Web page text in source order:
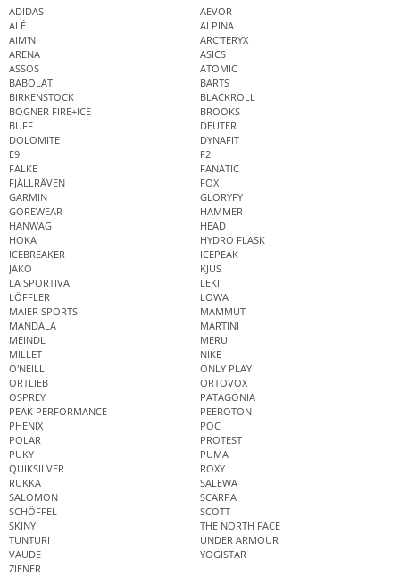
ADIDAS
AEVOR
ALÉ
ALPINA
AIM'N
ARC'TERYX
ARENA
ASICS
ASSOS
ATOMIC
BABOLAT
BARTS
BIRKENSTOCK
BLACKROLL
BOGNER FIRE+ICE
BROOKS
BUFF
DEUTER
DOLOMITE
DYNAFIT
E9
F2
FALKE
FANATIC
FJÄLLRÄVEN
FOX
GARMIN
GLORYFY
GOREWEAR
HAMMER
HANWAG
HEAD
HOKA
HYDRO FLASK
ICEBREAKER
ICEPEAK
JAKO
KJUS
LA SPORTIVA
LEKI
LÖFFLER
LOWA
MAIER SPORTS
MAMMUT
MANDALA
MARTINI
MEINDL
MERU
MILLET
NIKE
O'NEILL
ONLY PLAY
ORTLIEB
ORTOVOX
OSPREY
PATAGONIA
PEAK PERFORMANCE
PEEROTON
PHENIX
POC
POLAR
PROTEST
PUKY
PUMA
QUIKSILVER
ROXY
RUKKA
SALEWA
SALOMON
SCARPA
SCHÖFFEL
SCOTT
SKINY
THE NORTH FACE
TUNTURI
UNDER ARMOUR
VAUDE
YOGISTAR
ZIENER